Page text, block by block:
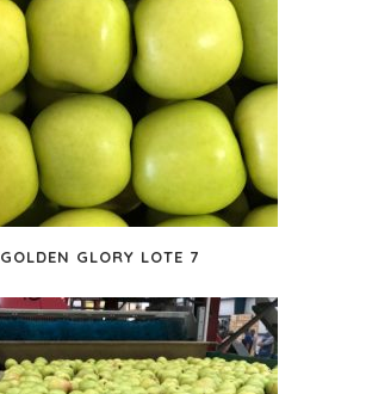
GOLDEN GLORY LOTE 7